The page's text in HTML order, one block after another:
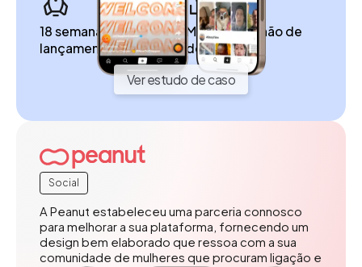
18 semanas para o
lançamento
Mais de 1 milhão de
downloads
Ver estudo de caso
Social
A Peanut estabeleceu uma parceria connosco
para melhorar a sua plataforma, fornecendo um
design bem elaborado que ressoa com a sua
comunidade de mulheres que procuram ligação e